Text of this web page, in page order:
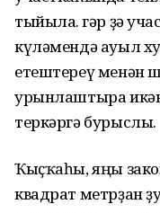
тыйыла. Әгәр ҙә
күләмендә ауыл
етештереү менән
урынлаштыра
теркәргә бурыслы.
Ҡыҫҡаһы, яңы
квадрат метрҙан